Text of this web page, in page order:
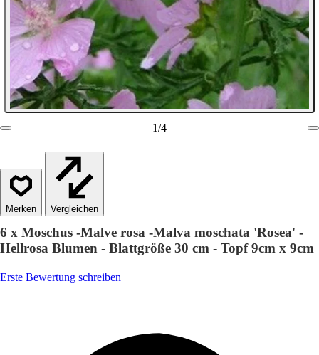
1/4
Vergleichen
6 x Moschus -Malve rosa -Malva moschata 'Rosea' -
Hellrosa Blumen - Blattgröße 30 cm - Topf 9cm x 9cm
Erste Bewertung schreiben